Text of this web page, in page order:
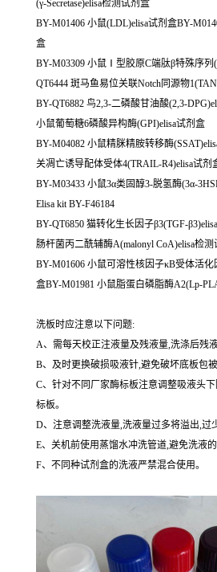
(γ-Secretase)elisa检测试剂盒
BY-M01406 小鼠(LDL)elisa试剂盒BY-
盒
BY-M03309 小鼠Ⅰ型胶原C端肽β特殊序列
QT6444 斑马鱼易位关联Notch同源物
BY-QT6882 鸟2,3-二磷酸甘油酸(2,3-
小鼠葡萄糖6磷酸异构酶(GPI)elisa试剂盒
BY-M04082 小鼠精脒精胺转移酶
关凋亡诱导配体受体4(TRAIL-R4)elisa试剂
BY-M03433 小鼠3α类固醇3-脱氢酶(3α-
Elisa kit BY-F46184
BY-QT6850 猫转化生长因子β3(TGF-
肠杆菌丙二酰辅酶A(malonyl CoA)elisa检测
BY-M01606 小鼠可溶性核因子κB受体活化
盒BY-M01981 小鼠脂蛋白磷脂酶A2(Lp-
洗板时应注意以下问题:
A、需每天校正注液量及残液量,洗涤后残液
B、及时更换破损吸液针,避免破坏底板包被
C、针对不同厂家酶标板注意调整吸液头
标板。
D、注意调整洗液量,洗液量过多将溢出,过
E、关机前使用蒸馏水冲洗管道,避免洗液的
F、不同种试剂盒的洗液严禁混合使用。